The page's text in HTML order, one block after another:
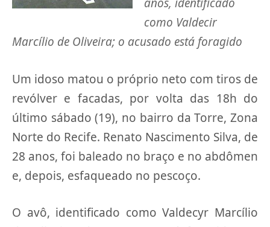
anos, identificado
como Valdecir
Marcílio de Oliveira; o acusado está foragido
Um idoso matou o próprio neto com tiros de
revólver e facadas, por volta das 18h do
último sábado (19), no bairro da Torre, Zona
Norte do Recife. Renato Nascimento Silva, de
28 anos, foi baleado no braço e no abdômen
e, depois, esfaqueado no pescoço.
O avô, identificado como Valdecyr Marcílio